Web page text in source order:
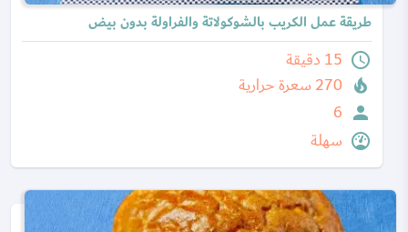
طريقة عمل الكريب بالشوكولاتة والفراولة بدون بيض
15 دقيقة
270 سعرة حرارية
6
سهلة